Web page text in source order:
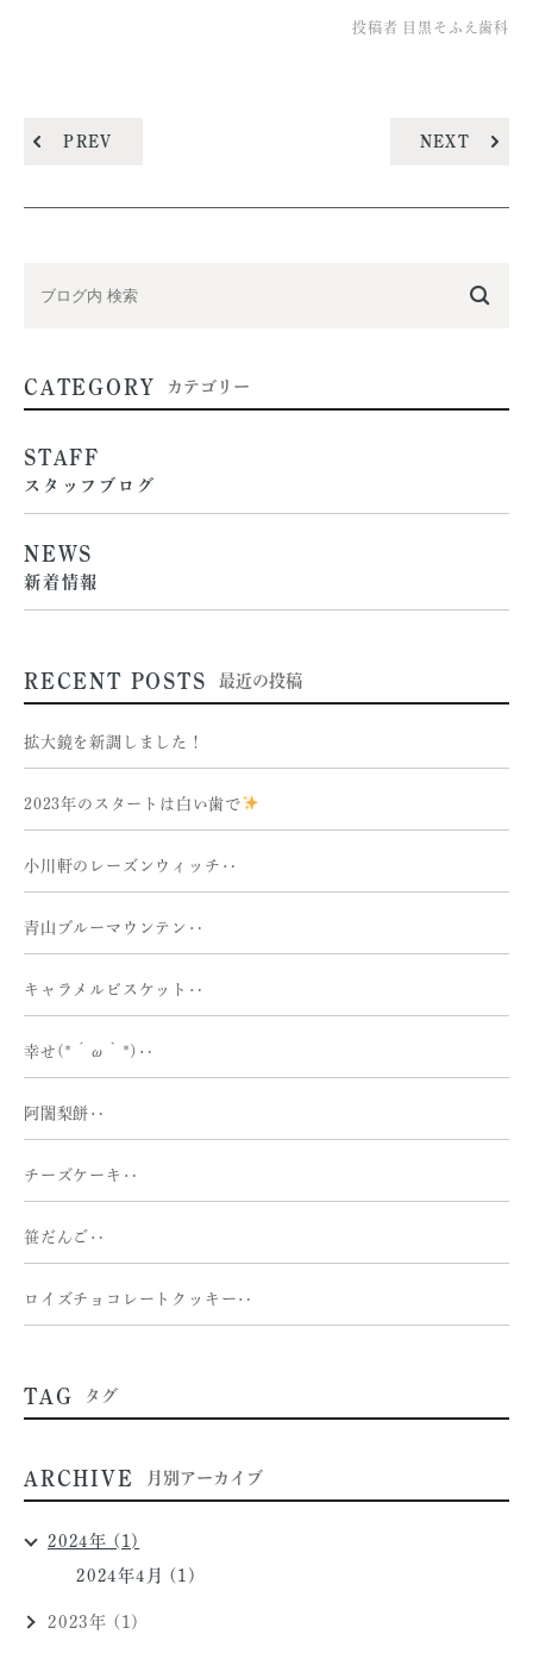
投稿者 目黒そふえ歯科
PREV NEXT
CATEGORY カテゴリー
STAFF
スタッフブログ
NEWS
新着情報
RECENT POSTS 最近の投稿
拡大鏡を新調しました！
2023年のスタートは白い歯で
小川軒のレーズンウィッチ‥
青山ブルーマウンテン‥
キャラメルビスケット‥
幸せ(*´ω｀*)‥
阿闍梨餅‥
チーズケーキ‥
笹だんご‥
ロイズチョコレートクッキー‥
TAG タグ
ARCHIVE 月別アーカイブ
2024年 (1)
2024年4月 (1)
2023年 (1)